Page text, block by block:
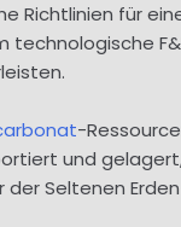
Richtlinien für
technologische
-
und
Seltenen